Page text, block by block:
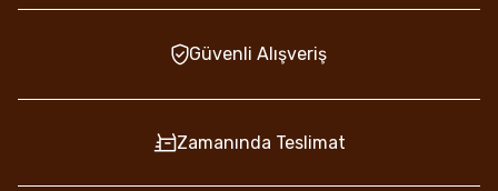
Güvenli Alışveriş
Zamanında Teslimat